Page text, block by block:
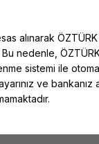
alınarak ÖZTÜRK
nedenle,
sistemi ile
ve